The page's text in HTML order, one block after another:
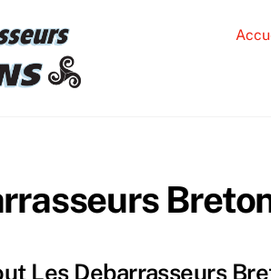
Les Debarrasseurs